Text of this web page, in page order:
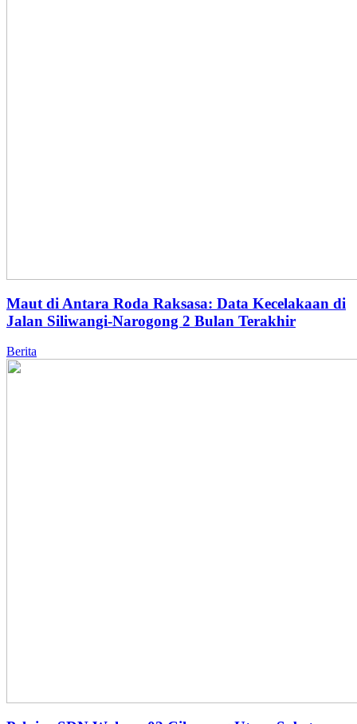
Maut di Antara Roda Raksasa: Data Kecelakaan di
Jalan Siliwangi-Narogong 2 Bulan Terakhir
Berita